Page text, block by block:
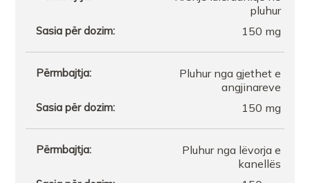
Farmaci Gentiana MarkuTR
Farmaci AMMA FARMA
pluhur
150 mg
Pluhur nga gjethet e
angjinareve
150 mg
Pluhur nga lëvorja e
kanellës